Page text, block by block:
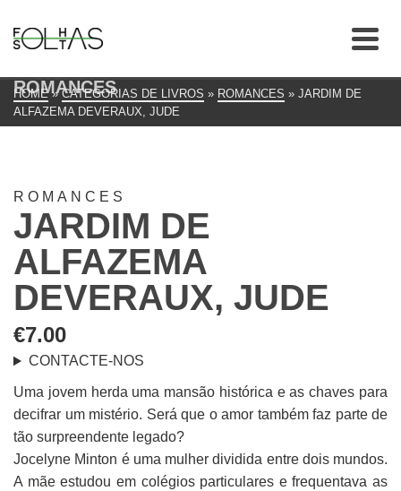
ROMANCES
HOME » CATEGORIAS DE LIVROS » ROMANCES » JARDIM DE
ALFAZEMA DEVERAUX, JUDE
ROMANCES
JARDIM DE
ALFAZEMA
DEVERAUX, JUDE
€7.00
CONTACTE-NOS
Uma jovem herda uma mansão histórica e as chaves para
decifrar um mistério. Será que o amor também faz parte de
tão surpreendente legado?
Jocelyne Minton é uma mulher dividida entre dois mundos.
A mãe estudou em colégios particulares e frequentava as